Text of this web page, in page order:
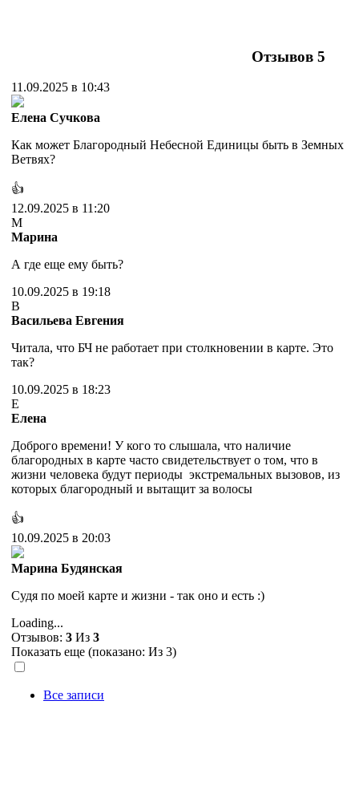
Отзывов 5
11.09.2025 в 10:43
Елена Сучкова
Как может Благородный Небесной Единицы быть в Земных
Ветвях?
👍
12.09.2025 в 11:20
М
Марина
А где еще ему быть?
10.09.2025 в 19:18
В
Васильева Евгения
Читала, что БЧ не работает при столкновении в карте. Это
так?
10.09.2025 в 18:23
Е
Елена
Доброго времени! У кого то слышала, что наличие
благородных в карте часто свидетельствует о том, что в
жизни человека будут периоды экстремальных вызовов, из
которых благородный и вытащит за волосы
👍
10.09.2025 в 20:03
Марина Будянская
Судя по моей карте и жизни - так оно и есть :)
Loading...
Отзывов: 3 Из 3
Показать еще (показано: Из 3)
Все записи